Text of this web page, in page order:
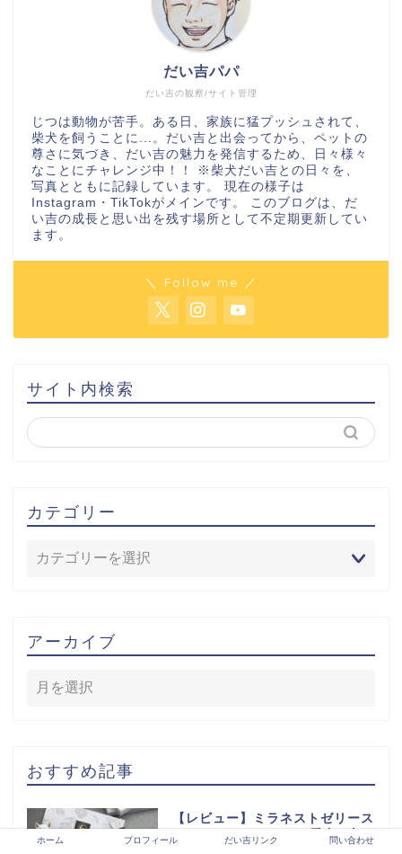
だい吉の観察/サイト管理
だい吉パパ
じつは動物が苦手。ある日、家族に猛プッシュされて、
柴犬を飼うことに...。だい吉と出会ってから、ペットの
尊さに気づき、だい吉の魅力を発信するため、日々様々
なことにチャレンジ中！！ ※柴犬だい吉との日々を、
写真とともに記録しています。 現在の様子は
Instagram・TikTokがメインです。 このブログは、だ
い吉の成長と思い出を残す場所として不定期更新してい
ます。
＼ Follow me ／
サイト内検索
カテゴリー
アーカイブ
おすすめ記事
【レビュー】ミラネストゼリース
ティック FOR DOGを愛犬に与
ホーム プロフィール だい吉リンク 問い合わせ